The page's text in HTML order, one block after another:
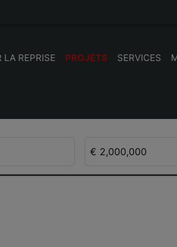
LA REPRISE PROJETS SERVICES